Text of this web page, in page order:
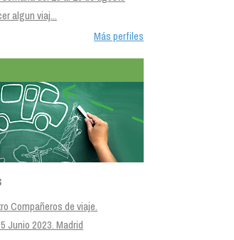
algun viaj...
Más perfiles
Compañeros de viaje.
Junio 2023. Madrid